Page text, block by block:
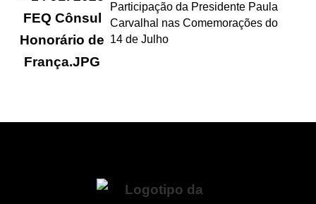
Participação da Presidente Paula
Carvalhal nas Comemorações do
14 de Julho